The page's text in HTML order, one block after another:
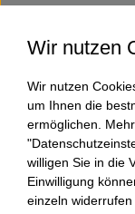
Wir nutzen
Wir nutzen
um Ihnen die
ermöglichen.
willigen Sie in die
Einwilligung
einzeln widerrufen